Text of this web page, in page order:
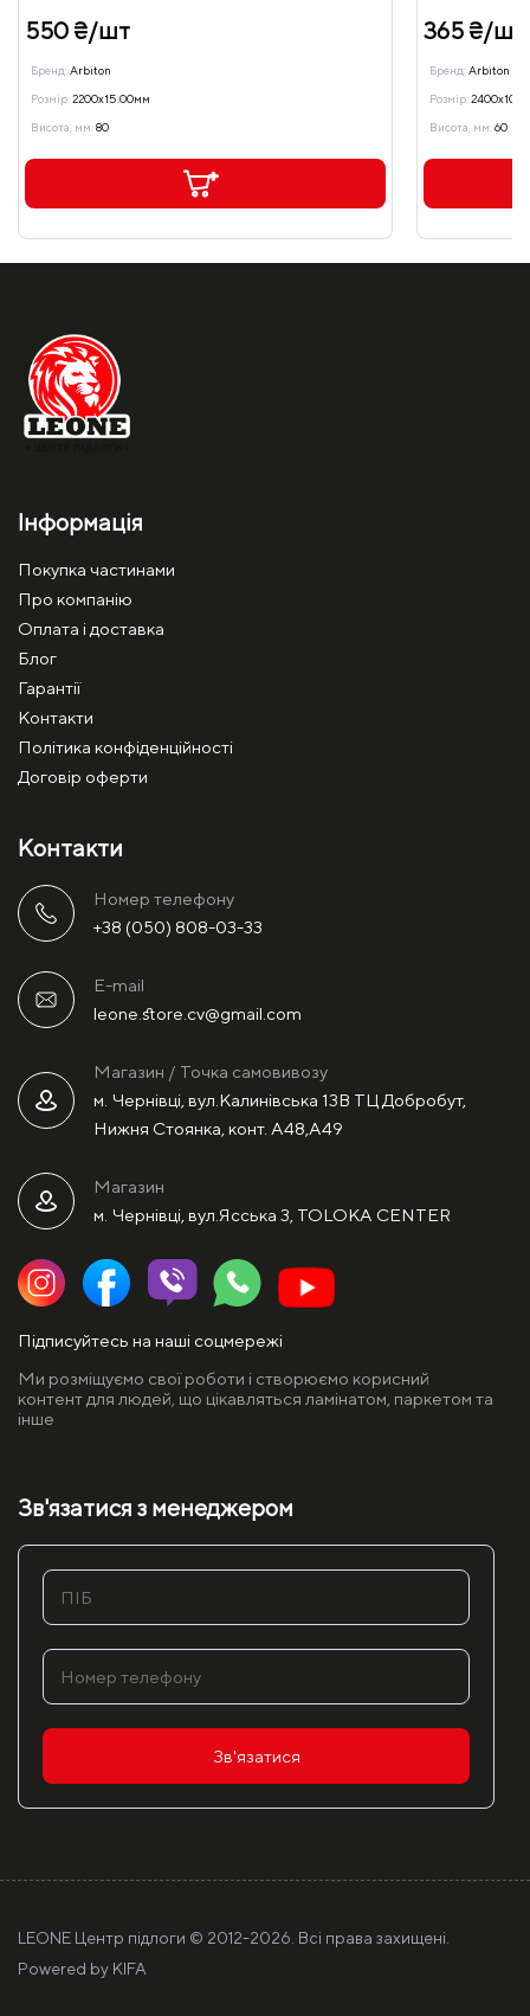
550 ₴/шт
Бренд:Arbiton
Розмір:2200x15.00мм
Висота, мм:80
365 ₴/шт
Бренд:Arbiton
Розмір:
Висота, мм:60
Інформація
Покупка частинами
Про компанію
Оплата і доставка
Блог
Гарантії
Контакти
Політика конфіденційності
Договір оферти
Контакти
Номер телефону
+38 (050) 808-03-33
E-mail
leone.store.cv@gmail.com
Магазин / Точка самовивозу
м. Чернівці, вул.Калинівська 13В ТЦ Добробут,
Нижня Стоянка, конт. А48,А49
Магазин
м. Чернівці, вул.Ясська 3, TOLOKA CENTER
Підписуйтесь на наші соцмережі
Ми розміщуємо свої роботи і створюємо корисний
контент для людей, що цікавляться ламінатом, паркетом та
інше
Зв'язатися з менеджером
Зв'язатися
LEONE Центр підлоги © 2012-2026. Всі права захищені.
Powered by KIFA